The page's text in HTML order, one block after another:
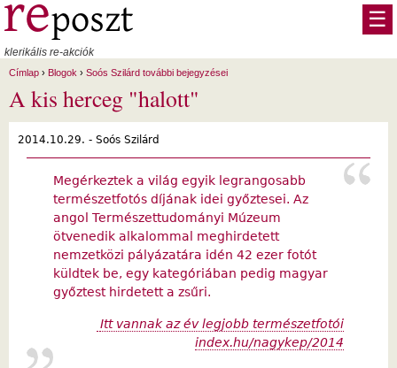
Ugrás a tartalomra
klerikális re-akciók
☰
Címlap › Blogok › Soós Szilárd további bejegyzései
A kis herceg "halott"
2014.10.29. - Soós Szilárd
Megérkeztek a világ egyik legrangosabb
természetfotós díjának idei győztesei. Az
angol Természettudományi Múzeum
ötvenedik alkalommal meghirdetett
nemzetközi pályázatára idén 42 ezer fotót
küldtek be, egy kategóriában pedig magyar
győztest hirdetett a zsűri.
Itt vannak az év legjobb természetfotói
index.hu/nagykep/2014